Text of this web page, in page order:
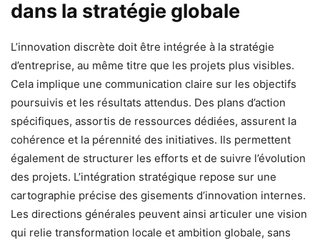
dans la stratégie globale
L’innovation discrète doit être intégrée à la stratégie
d’entreprise, au même titre que les projets plus visibles.
Cela implique une communication claire sur les objectifs
poursuivis et les résultats attendus. Des plans d’action
spécifiques, assortis de ressources dédiées, assurent la
cohérence et la pérennité des initiatives. Ils permettent
également de structurer les efforts et de suivre l’évolution
des projets. L’intégration stratégique repose sur une
cartographie précise des gisements d’innovation internes.
Les directions générales peuvent ainsi articuler une vision
qui relie transformation locale et ambition globale, sans